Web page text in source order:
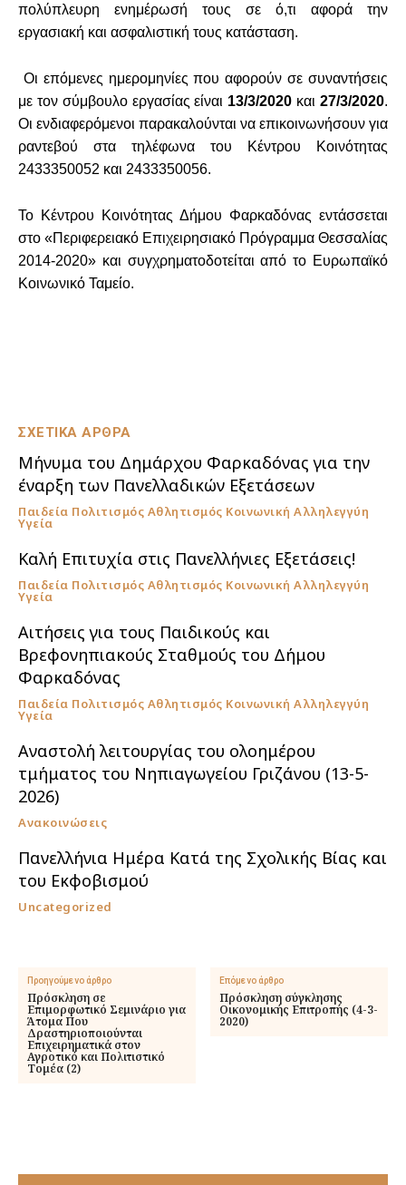
ΣΧΕΤΙΚΑ ΑΡΘΡΑ
Μήνυμα του Δημάρχου Φαρκαδόνας για την
έναρξη των Πανελλαδικών Εξετάσεων
Παιδεία Πολιτισμός Αθλητισμός Κοινωνική Αλληλεγγύη
Υγεία
Καλή Επιτυχία στις Πανελλήνιες Εξετάσεις!
Παιδεία Πολιτισμός Αθλητισμός Κοινωνική Αλληλεγγύη
Υγεία
Αιτήσεις για τους Παιδικούς και
Βρεφονηπιακούς Σταθμούς του Δήμου
Φαρκαδόνας
Παιδεία Πολιτισμός Αθλητισμός Κοινωνική Αλληλεγγύη
Υγεία
Αναστολή λειτουργίας του ολοημέρου
τμήματος του Νηπιαγωγείου Γριζάνου (13-5-
2026)
Ανακοινώσεις
Πανελλήνια Ημέρα Κατά της Σχολικής Βίας και
του Εκφοβισμού
Uncategorized
πολύπλευρη ενημέρωσή τους σε ό,τι αφορά την
εργασιακή και ασφαλιστική τους κατάσταση.
Οι επόμενες ημερομηνίες που αφορούν σε συναντήσεις
με τον σύμβουλο εργασίας είναι 13/3/2020 και27/3/2020.
Οι ενδιαφερόμενοι παρακαλούνται να επικοινωνήσουν για
ραντεβού στα τηλέφωνα του Κέντρου Κοινότητας
2433350052 και 2433350056.
Το Κέντρου Κοινότητας Δήμου Φαρκαδόνας εντάσσεται
στο «Περιφερειακό Επιχειρησιακό Πρόγραμμα Θεσσαλίας
2014-2020» και συγχρηματοδοτείται από το Ευρωπαϊκό
Κοινωνικό Ταμείο.
Προηγούμενο άρθρο
Πρόσκληση σε
Επιμορφωτικό Σεμινάριο για
Άτομα Που
Δραστηριοποιούνται
Επιχειρηματικά στον
Αγροτικό και Πολιτιστικό
Τομέα (2)
Επόμενο άρθρο
Πρόσκληση σύγκλησης
Οικονομικής Επιτροπής (4-3-
2020)